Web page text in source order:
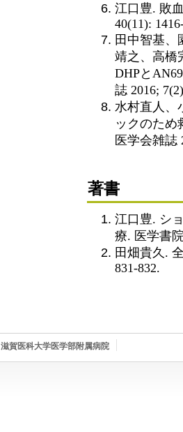
江口豊. 敗
40(11):
田中智基、
靖之、高橋
DHPと
誌 2016;
水村直人、
ックのため
医学会雑誌
著
江口豊. シ
療. 医学書
田畑貴久.
831-832.
滋賀医科大学医学部附属病院